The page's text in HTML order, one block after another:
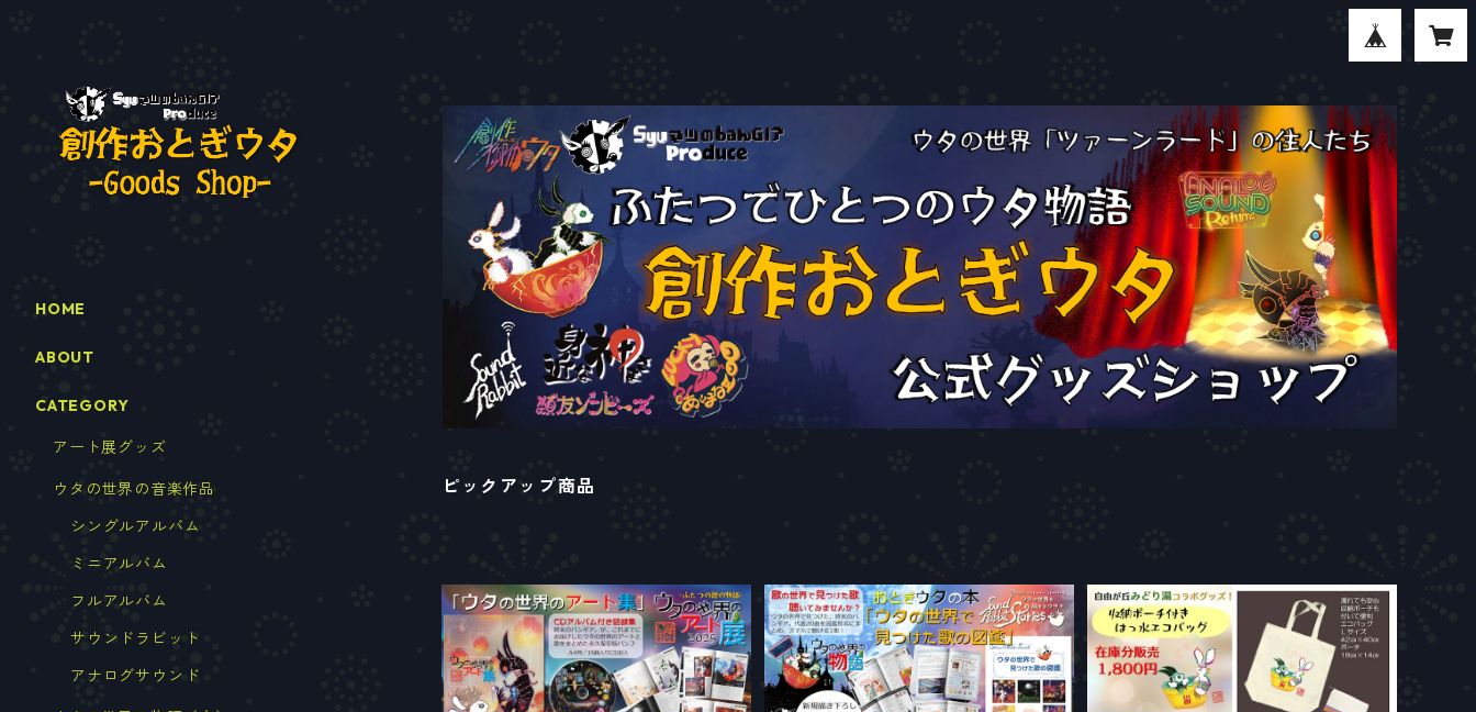
ピックアップ商品
HOME
ABOUT
CATEGORY
アート展グッズ
ウタの世界の音楽作品
シングルアルバム
ミニアルバム
フルアルバム
サウンドラビット
アナログサウンド